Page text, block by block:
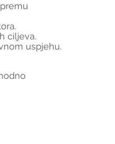
ciljeva.
uspjehu.